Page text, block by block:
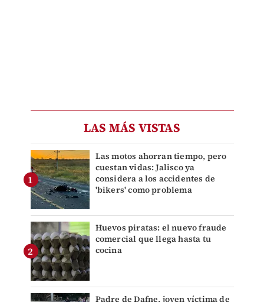
LAS MÁS VISTAS
Las motos ahorran tiempo, pero
cuestan vidas: Jalisco ya
considera a los accidentes de
'bikers' como problema
Huevos piratas: el nuevo fraude
comercial que llega hasta tu
cocina
Padre de Dafne, joven víctima de